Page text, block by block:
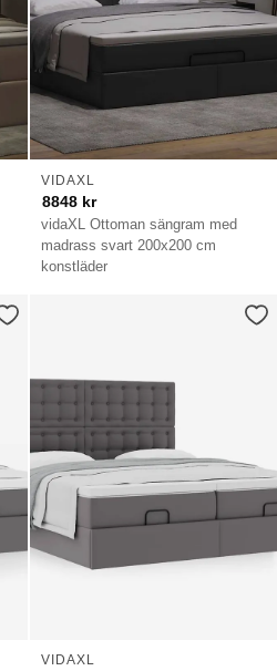
vidaXL Ottoman sängram med
madrass svart 200x200 cm
konstläder
VIDAXL
8848 kr
VIDAXL